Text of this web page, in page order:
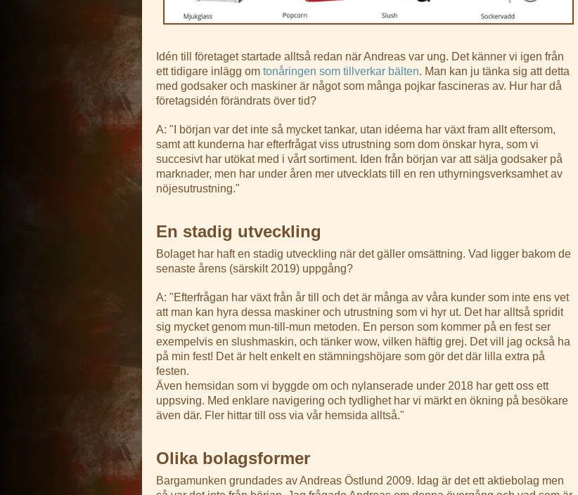
Idén till företaget startade alltså redan när Andreas var ung. Det känner vi igen från
ett tidigare inlägg om tonåringen som tillverkar bälten. Man kan ju tänka sig att detta
med godsaker och maskiner är något som många pojkar fascineras av. Hur har då
företagsidén förändrats över tid?
A: "I början var det inte så mycket tankar, utan idéerna har växt fram allt eftersom,
samt att kunderna har efterfrågat viss utrustning som dom önskar hyra, som vi
succesivt har utökat med i vårt sortiment. Iden från början var att sälja godsaker på
marknader, men har under åren mer utvecklats till en ren uthyrningsverksamhet av
nöjesutrustning."
En stadig utveckling
Bolaget har haft en stadig utveckling när det gäller omsättning. Vad ligger bakom de
senaste årens (särskilt 2019) uppgång?
A: "Efterfrågan har växt från år till och det är många av våra kunder som inte ens vet
att man kan hyra dessa maskiner och utrustning som vi hyr ut. Det har alltså spridit
sig mycket genom mun-till-mun metoden. En person som kommer på en fest ser
exempelvis en slushmaskin, och tänker wow, vilken häftig grej. Det vill jag också ha
på min fest! Det är helt enkelt en stämningshöjare som gör det där lilla extra på
festen.
Även hemsidan som vi byggde om och nylanserade under 2018 har gett oss ett
uppsving. Med enklare navigering och tydlighet har vi märkt en ökning på besökare
även där. Fler hittar till oss via vår hemsida alltså."
Olika bolagsformer
Bargamunken grundades av Andreas Östlund 2009. Idag är det ett aktiebolag men